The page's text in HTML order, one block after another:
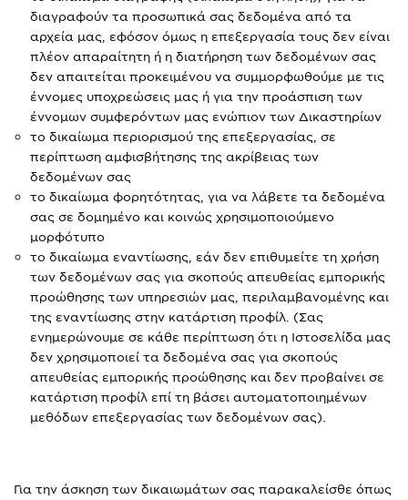
διαγραφούν τα προσωπικά σας δεδομένα από τα
αρχεία μας, εφόσον όμως η επεξεργασία τους δεν είναι
πλέον απαραίτητη ή η διατήρηση των δεδομένων σας
δεν απαιτείται προκειμένου να συμμορφωθούμε με τις
έννομες υποχρεώσεις μας ή για την προάσπιση των
έννομων συμφερόντων μας ενώπιον των Δικαστηρίων
το δικαίωμα περιορισμού της επεξεργασίας, σε
περίπτωση αμφισβήτησης της ακρίβειας των
δεδομένων σας
το δικαίωμα φορητότητας, για να λάβετε τα δεδομένα
σας σε δομημένο και κοινώς χρησιμοποιούμενο
μορφότυπο
το δικαίωμα εναντίωσης, εάν δεν επιθυμείτε τη χρήση
των δεδομένων σας για σκοπούς απευθείας εμπορικής
προώθησης των υπηρεσιών μας, περιλαμβανομένης και
της εναντίωσης στην κατάρτιση προφίλ. (Σας
ενημερώνουμε σε κάθε περίπτωση ότι η Ιστοσελίδα μας
δεν χρησιμοποιεί τα δεδομένα σας για σκοπούς
απευθείας εμπορικής προώθησης και δεν προβαίνει σε
κατάρτιση προφίλ επί τη βάσει αυτοματοποιημένων
μεθόδων επεξεργασίας των δεδομένων σας).
Για την άσκηση των δικαιωμάτων σας παρακαλείσθε όπως